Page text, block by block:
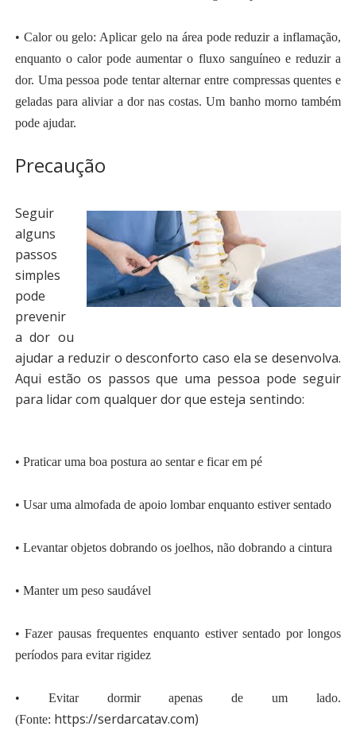
• Calor ou gelo: Aplicar gelo na área pode reduzir a inflamação,
enquanto o calor pode aumentar o fluxo sanguíneo e reduzir a
dor. Uma pessoa pode tentar alternar entre compressas quentes e
geladas para aliviar a dor nas costas. Um banho morno também
pode ajudar.
Precaução
Seguir
alguns
passos
simples
pode
prevenir
a dor ou
ajudar a reduzir o desconforto caso ela se desenvolva.
Aqui estão os passos que uma pessoa pode seguir
para lidar com qualquer dor que esteja sentindo:
• Praticar uma boa postura ao sentar e ficar em pé
• Usar uma almofada de apoio lombar enquanto estiver sentado
• Levantar objetos dobrando os joelhos, não dobrando a cintura
• Manter um peso saudável
• Fazer pausas frequentes enquanto estiver sentado por longos
períodos para evitar rigidez
• Evitar dormir apenas de um lado.
(Fonte: https://serdarcatav.com)